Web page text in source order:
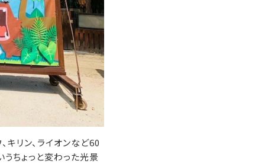
キリン、ライオンなど60
ちょっと変わった光景